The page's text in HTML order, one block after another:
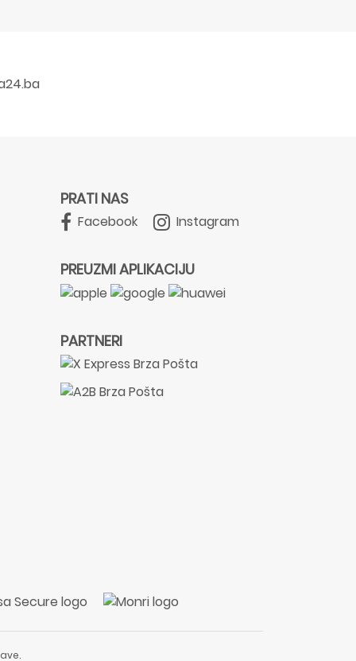
PRATI NAS
Facebook Instagram
PREUZMI APLIKACIJU
PARTNERI